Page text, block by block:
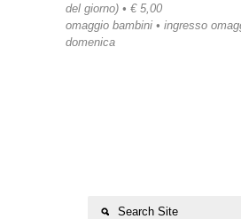
del giorno) • € 5,00
omaggio bambini • ingresso
domenica